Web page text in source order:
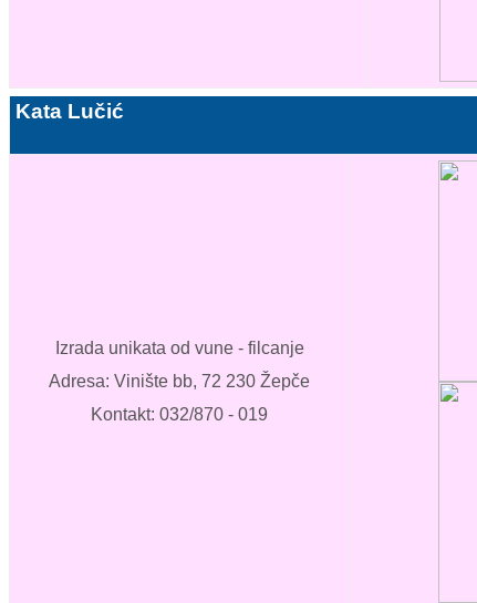
Kata Lučić
Izrada unikata od vune - filcanje
Adresa: Vinište bb, 72 230 Žepče
Kontakt: 032/870 - 019